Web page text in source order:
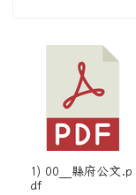
1) 00__縣府公文.p
df